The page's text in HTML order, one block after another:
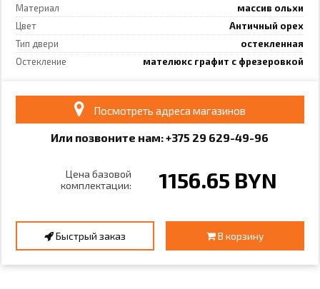
Материал
массив ольхи
Цвет
Античный орех
Тип двери
остекленная
Остекление
мателюкс графит с фрезеровкой
Посмотреть адреса магазинов
Или позвоните нам: +375 29 629-49-96
Цена базовой
комплектации:
1156.65 BYN
Быстрый заказ В корзину